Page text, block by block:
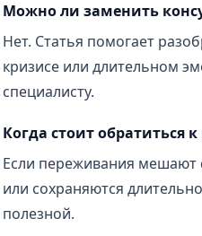
Можно ли заменить
Нет. Статья помогает
кризисе или длительном
специалисту.
Когда стоит обратиться к
Если переживания мешают
или сохраняются
полезной.